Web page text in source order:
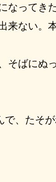
なってきた
ない。
そばにぬ
、たそが